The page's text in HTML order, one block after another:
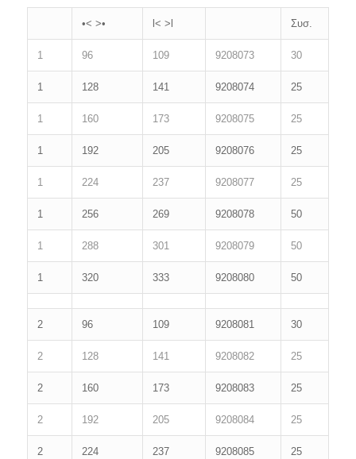
•˂ ˃• l˂ ˃l Συσ.
1 96 109 9208073 30
1 128 141 9208074 25
1 160 173 9208075 25
1 192 205 9208076 25
1 224 237 9208077 25
1 256 269 9208078 50
1 288 301 9208079 50
1 320 333 9208080 50
2 96 109 9208081 30
2 128 141 9208082 25
2 160 173 9208083 25
2 192 205 9208084 25
2 224 237 9208085 25